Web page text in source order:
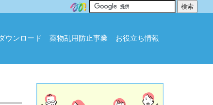
ウンロード 薬物乱用防止事業 お役立ち情報